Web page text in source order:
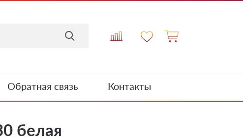
Обратная связь Контакты
белая